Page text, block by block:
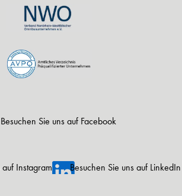
Besuchen Sie uns auf Facebook
Instagram Besuchen Sie uns auf LinkedIn